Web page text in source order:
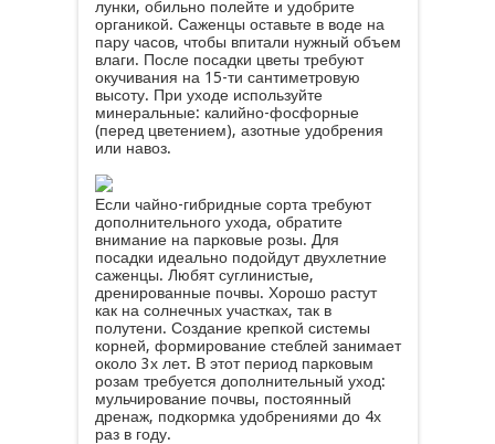
лунки, обильно полейте и удобрите
органикой. Саженцы оставьте в воде на
пару часов, чтобы впитали нужный объем
влаги. После посадки цветы требуют
окучивания на 15-ти сантиметровую
высоту. При уходе используйте
минеральные: калийно-фосфорные
(перед цветением), азотные удобрения
или навоз.
Если чайно-гибридные сорта требуют
дополнительного ухода, обратите
внимание на парковые розы. Для
посадки идеально подойдут двухлетние
саженцы. Любят суглинистые,
дренированные почвы. Хорошо растут
как на солнечных участках, так в
полутени. Создание крепкой системы
корней, формирование стеблей занимает
около 3х лет. В этот период парковым
розам требуется дополнительный уход:
мульчирование почвы, постоянный
дренаж, подкормка удобрениями до 4х
раз в году.